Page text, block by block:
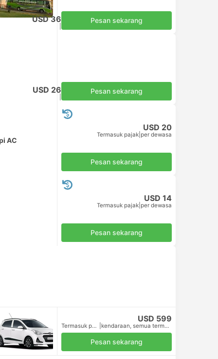
USD 36 Pesan sekarang
USD 26 Pesan sekarang
AC
USD 20
Termasuk pajak per dewasa
Pesan sekarang
USD 14
Termasuk pajak per dewasa
Pesan sekarang
USD 599
Termasuk pajak kendaraan, semua termasuk.
Pesan sekarang